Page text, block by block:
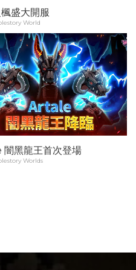
盛大開服
World
黑龍王首次登場
Worlds